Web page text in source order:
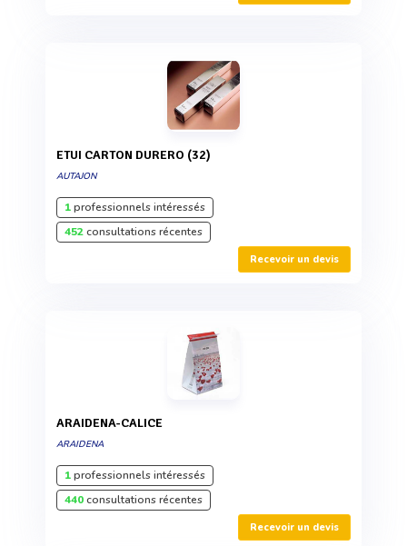
ETUI CARTON DURERO (32)
AUTAJON
1professionnels intéressés
452consultations récentes
Recevoir un devis
ARAIDENA-CALICE
ARAIDENA
1professionnels intéressés
440consultations récentes
Recevoir un devis